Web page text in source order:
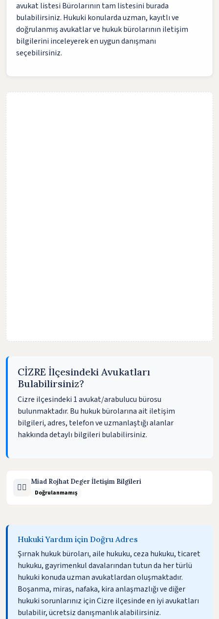
avukat listesi Bürolarının tam listesini burada
bulabilirsiniz. Hukuki konularda uzman, kayıtlı ve
doğrulanmış avukatlar ve hukuk bürolarının iletişim
bilgilerini inceleyerek en uygun danışmanı
seçebilirsiniz.
CİZRE İlçesindeki Avukatları
Bulabilirsiniz?
Cizre ilçesindeki 1 avukat/arabulucu bürosu
bulunmaktadır. Bu hukuk bürolarına ait iletişim
bilgileri, adres, telefon ve uzmanlaştığı alanlar
hakkında detaylı bilgileri bulabilirsiniz.
🧑‍⚖️
Miad Rojhat Deger İletişim Bilgileri
Doğrulanmamış
Hukuki Yardım için Doğru Adres
Şırnak hukuk büroları, aile hukuku, ceza hukuku, ticaret
hukuku, gayrimenkul davalarından tutun da her türlü
hukuki konuda uzman avukatlardan oluşmaktadır.
Boşanma, miras, nafaka, kira anlaşmazlığı ve diğer
hukuki sorunlarınız için Cizre ilçesinde en iyi avukatları
bulabilir, ücretsiz danışmanlık alabilirsiniz.